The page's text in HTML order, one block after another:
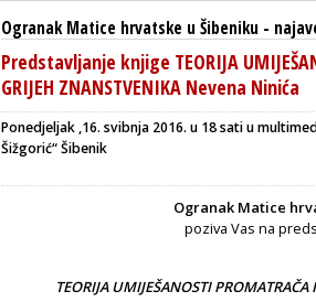
Ogranak Matice hrvatske u Šibeniku -
Predstavljanje knjige TEORIJA
GRIJEH ZNANSTVENIKA Nevena Ninića
Ponedjeljak ,16. svibnja 2016. u 18 sati u
Šižgorić“ Šibenik
Ogranak Matice
poziva Vas na
TEORIJA UMIJEŠANOSTI